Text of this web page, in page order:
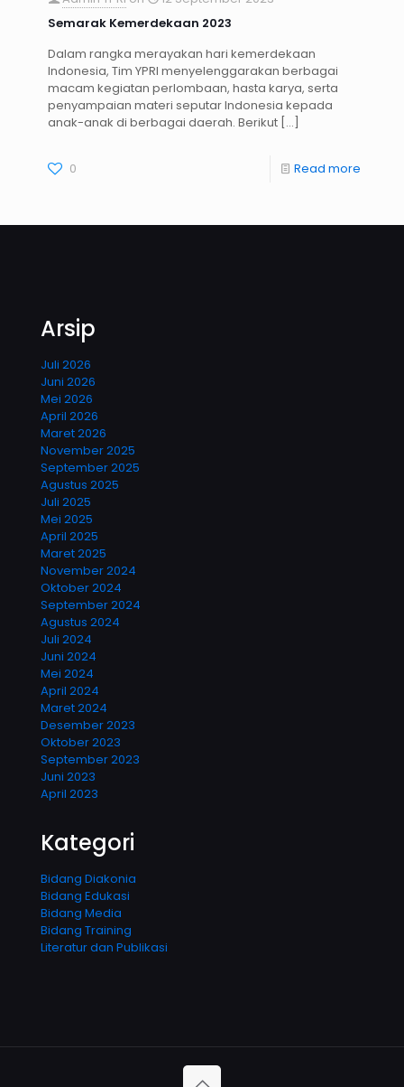
Semarak Kemerdekaan 2023
Dalam rangka merayakan hari kemerdekaan
Indonesia, Tim YPRI menyelenggarakan berbagai
macam kegiatan perlombaan, hasta karya, serta
penyampaian materi seputar Indonesia kepada
anak-anak di berbagai daerah. Berikut […]
0 Read more
Arsip
Juli 2026
Juni 2026
Mei 2026
April 2026
Maret 2026
November 2025
September 2025
Agustus 2025
Juli 2025
Mei 2025
April 2025
Maret 2025
November 2024
Oktober 2024
September 2024
Agustus 2024
Juli 2024
Juni 2024
Mei 2024
April 2024
Maret 2024
Desember 2023
Oktober 2023
September 2023
Juni 2023
April 2023
Kategori
Bidang Diakonia
Bidang Edukasi
Bidang Media
Bidang Training
Literatur dan Publikasi